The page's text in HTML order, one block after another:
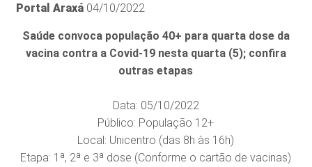
Portal Araxá 04/10/2022
Saúde convoca população 40+ para quarta dose da
vacina contra a Covid-19 nesta quarta (5); confira
outras etapas
Data: 05/10/2022
Público: População 12+
Local: Unicentro (das 8h às 16h)
Etapa: 1ª, 2ª e 3ª dose (Conforme o cartão de vacinas)